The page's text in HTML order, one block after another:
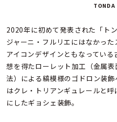
TONDA
2020年に初めて発表された「ト
ジャーニ・フルリエにはなかっ
アイコンデザインともなってい
想を得たローレット加工（金属
法）による縞模様のゴドロン装
はクレ・トリアンギュレールと
にしたギョシェ装飾。